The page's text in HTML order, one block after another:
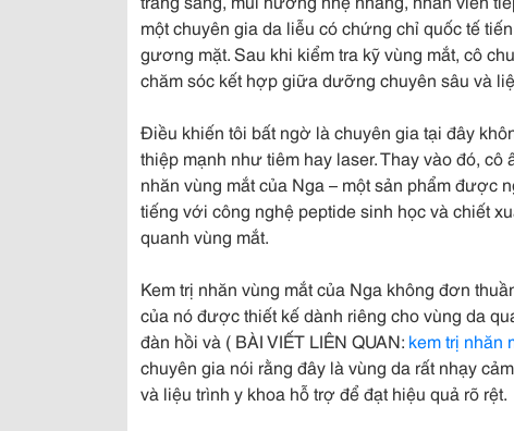
một chuyên gia da liễu có chứng chỉ quốc tế
gương mặt. Sau khi kiểm tra kỹ vùng mắt, cô
chăm sóc kết hợp giữa dưỡng chuyên sâu và
Điều khiến tôi bất ngờ là chuyên gia tại đây
thiệp mạnh như tiêm hay laser. Thay vào đó,
nhăn vùng mắt của Nga – một sản phẩm được
tiếng với công nghệ peptide sinh học và chiết
quanh vùng mắt.
Kem trị nhăn vùng mắt của Nga không đơn
của nó được thiết kế dành riêng cho vùng da
đàn hồi và ( BÀI VIẾT LIÊN QUAN: kem trị nhăn
chuyên gia nói rằng đây là vùng da rất nhạy
và liệu trình y khoa hỗ trợ để đạt hiệu quả rõ rệt.